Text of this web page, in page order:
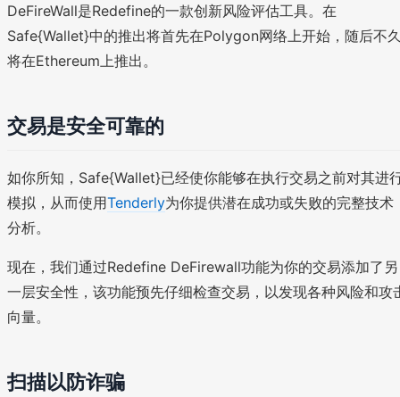
DeFireWall是Redefine的一款创新风险评估工具。在
Safe{Wallet}中的推出将首先在Polygon网络上开始，随后不
将在Ethereum上推出。
交易是安全可靠的
如你所知，Safe{Wallet}已经使你能够在执行交易之前对其进
模拟，从而使用Tenderly为你提供潜在成功或失败的完整技术
分析。
现在，我们通过Redefine DeFirewall功能为你的交易添加了另
一层安全性，该功能预先仔细检查交易，以发现各种风险和攻
向量。
扫描以防诈骗